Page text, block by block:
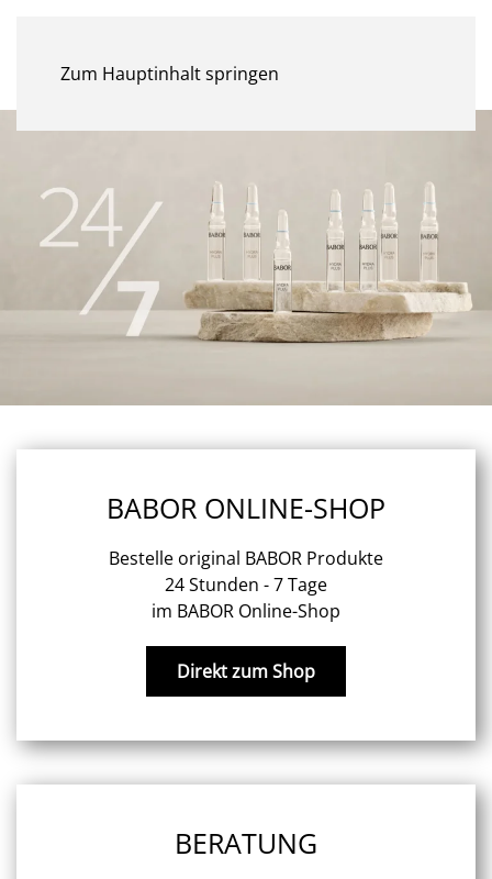
Zum Hauptinhalt springen
BABOR ONLINE-SHOP
Bestelle original BABOR Produkte
24 Stunden - 7 Tage
im BABOR Online-Shop
Direkt zum Shop
BERATUNG